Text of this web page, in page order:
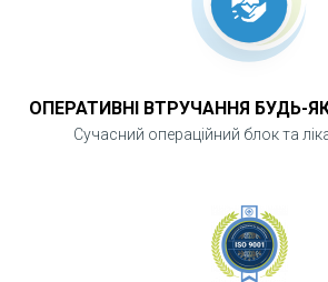
ОПЕРАТИВНІ ВТРУЧАННЯ БУДЬ-
Сучасний операційний блок та